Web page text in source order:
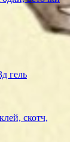
гель
скотч,